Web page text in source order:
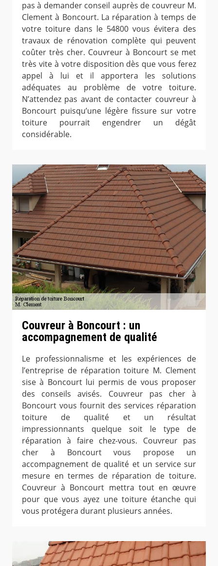
pas à demander conseil auprès de couvreur M.
Clement à Boncourt. La réparation à temps de
votre toiture dans le 54800 vous évitera des
travaux de rénovation complète qui peuvent
coûter très cher. Couvreur à Boncourt se met
très vite à votre disposition dès que vous ferez
appel à lui et il apportera les solutions
adéquates au problème de votre toiture.
N’attendez pas avant de contacter couvreur à
Boncourt puisqu’une légère fissure sur votre
toiture pourrait engendrer un dégât
considérable.
Couvreur à Boncourt : un
accompagnement de qualité
Le professionnalisme et les expériences de
l’entreprise de réparation toiture M. Clement
sise à Boncourt lui permis de vous proposer
des conseils avisés. Couvreur pas cher à
Boncourt vous fournit des services réparation
toiture de qualité et un résultat
impressionnants quelque soit le type de
réparation à faire chez-vous. Couvreur pas
cher à Boncourt vous propose un
accompagnement de qualité et un service sur
mesure en termes de réparation de toiture.
Couvreur à Boncourt mettra tout en œuvre
pour que vous ayez une toiture étanche qui
vous protégera durant plusieurs années.